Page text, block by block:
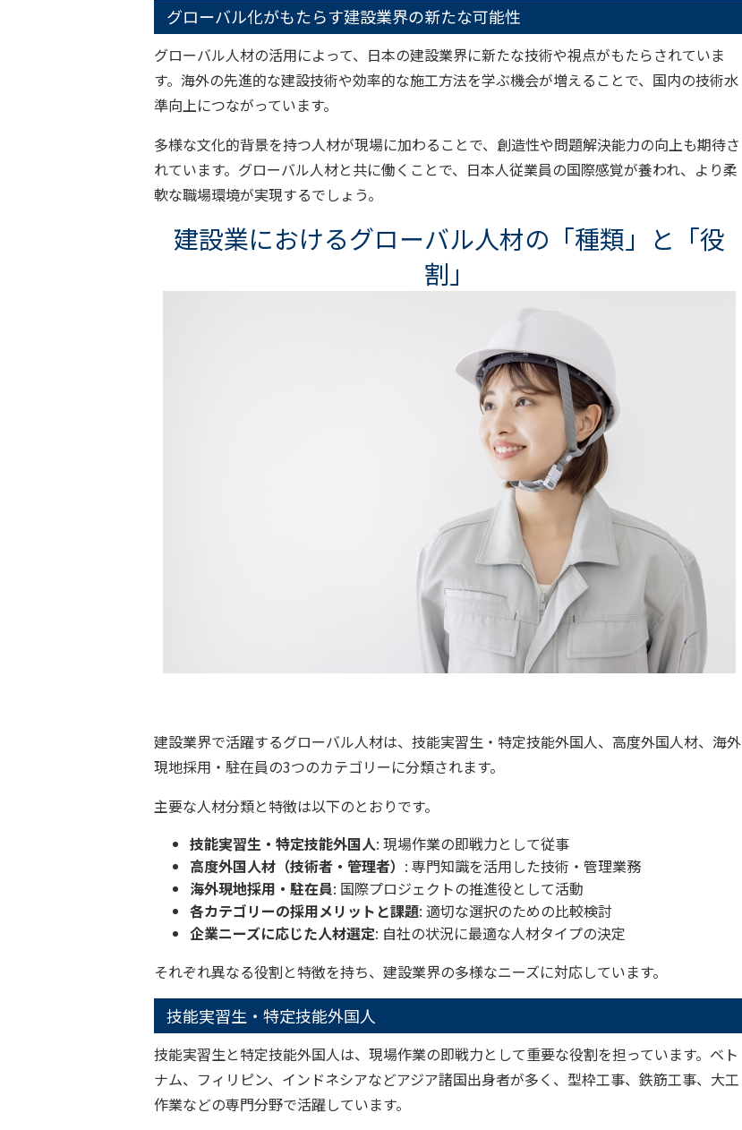
グローバル化がもたらす建設業界の新たな可能性
グローバル人材の活用によって、日本の建設業界に新たな技術や視点がもたらされていま
す。海外の先進的な建設技術や効率的な施工方法を学ぶ機会が増えることで、国内の技術水
準向上につながっています。
多様な文化的背景を持つ人材が現場に加わることで、創造性や問題解決能力の向上も期待さ
れています。グローバル人材と共に働くことで、日本人従業員の国際感覚が養われ、より柔
軟な職場環境が実現するでしょう。
建設業におけるグローバル人材の「種類」と「役
割」
建設業界で活躍するグローバル人材は、技能実習生・特定技能外国人、高度外国人材、海外
現地採用・駐在員の3つのカテゴリーに分類されます。
主要な人材分類と特徴は以下のとおりです。
技能実習生・特定技能外国人: 現場作業の即戦力として従事
高度外国人材（技術者・管理者） : 専門知識を活用した技術・管理業務
海外現地採用・駐在員: 国際プロジェクトの推進役として活動
各カテゴリーの採用メリットと課題: 適切な選択のための比較検討
企業ニーズに応じた人材選定: 自社の状況に最適な人材タイプの決定
それぞれ異なる役割と特徴を持ち、建設業界の多様なニーズに対応しています。
技能実習生・特定技能外国人
技能実習生と特定技能外国人は、現場作業の即戦力として重要な役割を担っています。ベト
ナム、フィリピン、インドネシアなどアジア諸国出身者が多く、型枠工事、鉄筋工事、大工
作業などの専門分野で活躍しています。